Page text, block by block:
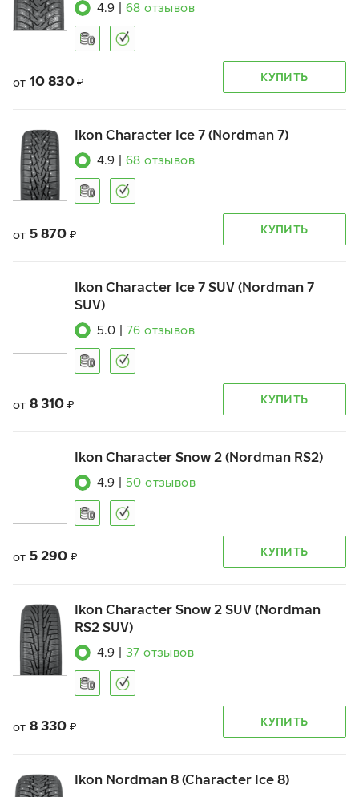
4.9 68 отзывов
от 10 830 ₽ КУПИТЬ
Ikon Character Ice 7 (Nordman 7)
4.9 68 отзывов
от 5 870 ₽ КУПИТЬ
Ikon Character Ice 7 SUV (Nordman 7
SUV)
5.0 76 отзывов
от 8 310 ₽ КУПИТЬ
Ikon Character Snow 2 (Nordman RS2)
4.9 50 отзывов
от 5 290 ₽ КУПИТЬ
Ikon Character Snow 2 SUV (Nordman
RS2 SUV)
4.9 37 отзывов
от 8 330 ₽ КУПИТЬ
Ikon Nordman 8 (Character Ice 8)